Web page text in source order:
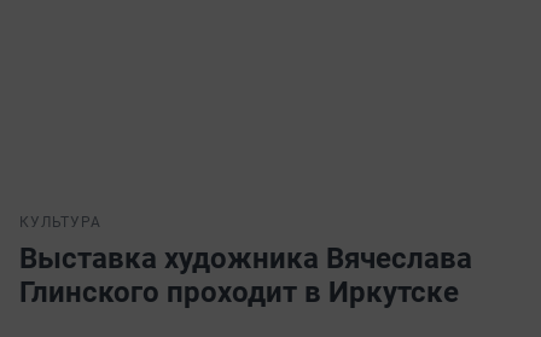
КУЛЬТУРА
Выставка художника Вячеслава
Глинского проходит в Иркутске